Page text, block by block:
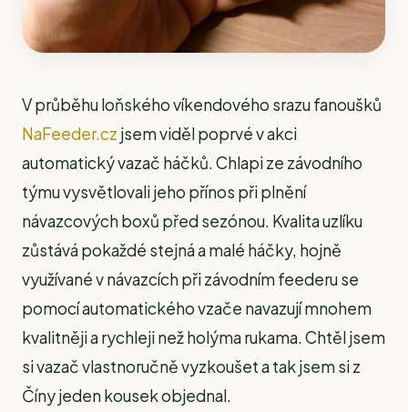
V průběhu loňského víkendového srazu fanoušků
NaFeeder.cz jsem viděl poprvé v akci
automatický vazač háčků. Chlapi ze závodního
týmu vysvětlovali jeho přínos při plnění
návazcových boxů před sezónou. Kvalita uzlíku
zůstává pokaždé stejná a malé háčky, hojně
využívané v návazcích při závodním feederu se
pomocí automatického vzače navazují mnohem
kvalitněji a rychleji než holýma rukama. Chtěl jsem
si vazač vlastnoručně vyzkoušet a tak jsem si z
Číny jeden kousek objednal.